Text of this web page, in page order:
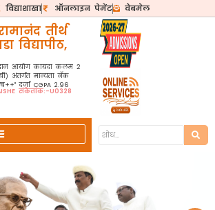
विद्याशाखा ऑनलाइन पेमेंट वेबमेल
तीर्थ
विद्यापीठ,
आयोग कायदा कलम २
अंतर्गत मान्यता नॅक
दर्जा CGPA 2.96
AISHE संकेतांक:-U0328